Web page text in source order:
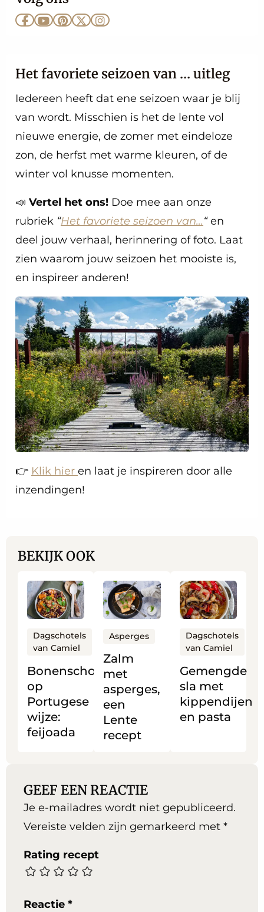
Ga Ga Ga Ga Ga
Het favoriete seizoen van … uitleg
Iedereen heeft dat ene seizoen waar je blij
van wordt. Misschien is het de lente vol
nieuwe energie, de zomer met eindeloze
zon, de herfst met warme kleuren, of de
winter vol knusse momenten.
📣 Vertel het ons! Doe mee aan onze
rubriek “Het favoriete seizoen van…“en
deel jouw verhaal, herinnering of foto. Laat
zien waarom jouw seizoen het mooiste is,
en inspireer anderen!
👉 Klik hier en laat je inspireren door alle
inzendingen!
BEKIJK OOK
Bonenschotel
op
Portugese
wijze:
feijoada
Dagschotels
van Camiel
Lees
meer
over
Bonenschotel
op
Portugese
wijze:
feijoada
Zalm
met
asperges,
een
Lente
recept
Asperges
Lees
meer
over
Zalm
met
asperges,
Lente
recept
Gemengde
sla met
kippendijen
en pasta
Dagschotels
van Camiel
Lees
meer
over
Gemengde
sla
met
kippendijen
en
pasta
GEEF EEN REACTIE
Je e-mailadres wordt niet gepubliceerd.
Vereiste velden zijn gemarkeerd met *
Rating recept
Reactie *